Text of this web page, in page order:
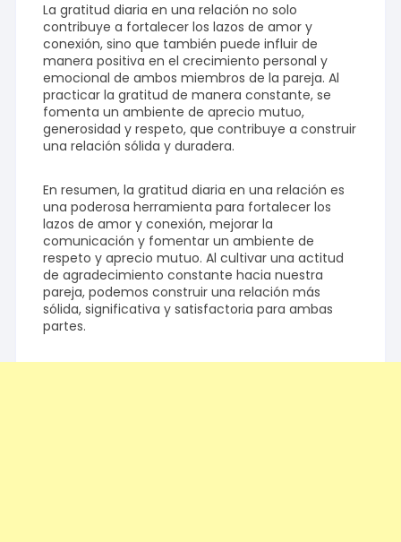
La gratitud diaria en una relación no solo
contribuye a fortalecer los lazos de amor y
conexión, sino que también puede influir de
manera positiva en el crecimiento personal y
emocional de ambos miembros de la pareja. Al
practicar la gratitud de manera constante, se
fomenta un ambiente de aprecio mutuo,
generosidad y respeto, que contribuye a construir
una relación sólida y duradera.
En resumen, la gratitud diaria en una relación es
una poderosa herramienta para fortalecer los
lazos de amor y conexión, mejorar la
comunicación y fomentar un ambiente de
respeto y aprecio mutuo. Al cultivar una actitud
de agradecimiento constante hacia nuestra
pareja, podemos construir una relación más
sólida, significativa y satisfactoria para ambas
partes.